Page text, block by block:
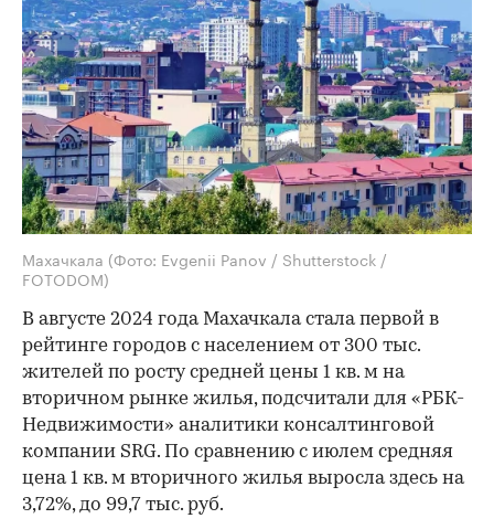
Махачкала (Фото: Evgenii Panov / Shutterstock /
FOTODOM)
В августе 2024 года Махачкала стала первой в
рейтинге городов с населением от 300 тыс.
жителей по росту средней цены 1 кв. м на
вторичном рынке жилья, подсчитали для «РБК-
Недвижимости» аналитики консалтинговой
компании SRG. По сравнению с июлем средняя
цена 1 кв. м вторичного жилья выросла здесь на
3,72%, до 99,7 тыс. руб.